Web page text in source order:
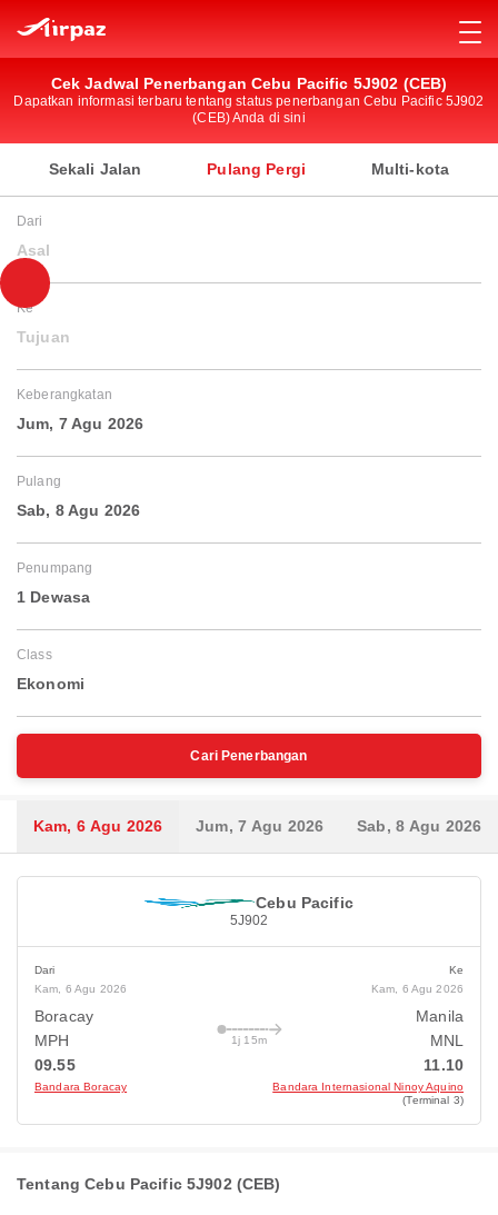
Cek Jadwal Penerbangan Cebu Pacific 5J902 (CEB)
Dapatkan informasi terbaru tentang status penerbangan Cebu Pacific 5J902
(CEB) Anda di sini
Sekali Jalan Pulang Pergi Multi-kota
Dari
Asal
Ke
Tujuan
Keberangkatan
Jum, 7 Agu 2026
Pulang
Sab, 8 Agu 2026
Penumpang
1 Dewasa
Class
Ekonomi
Cari Penerbangan
Kam, 6 Agu 2026 Jum, 7 Agu 2026 Sab, 8 Agu 2026
Cebu Pacific
5J902
Dari
Kam, 6 Agu 2026
Boracay
MPH
09.55
Bandara Boracay
1j 15m
Ke
Kam, 6 Agu 2026
Manila
MNL
11.10
Bandara Internasional Ninoy Aquino
(Terminal 3)
Tentang Cebu Pacific 5J902 (CEB)